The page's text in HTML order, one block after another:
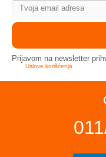
Prijavom na newsletter
Uslove korišćenja